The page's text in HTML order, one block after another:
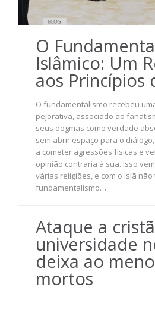
O
Islâmico: Um
aos Princípios
O fundamentalismo recebeu
pejorativa, associado ao
seus dogmas como verdade
sem abrir espaço para o
a cometer agressões físicas e
opinião contraria à sua. Isso
várias religiões, e com o Islã
fundamentalismo…
Ataque a
universidade
deixa ao
mortos